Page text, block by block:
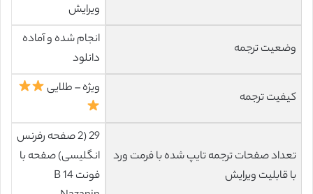
ویرایش
وضعیت ترجمه
انجام شده و آماده
دانلود
کیفیت ترجمه
ویژه – طلایی
تعداد صفحات ترجمه تایپ شده با فرمت ورد
با قابلیت ویرایش
29 (2 صفحه رفرنس
انگلیسی) صفحه با
فونت 14 B